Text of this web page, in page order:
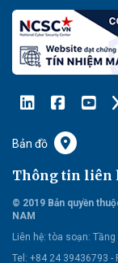
Bản đồ
Thông tin liên
© 2019 Bản quyền
NAM
Liên hệ: tòa soạn: Tầng
Tel: +84 24 39436793 -